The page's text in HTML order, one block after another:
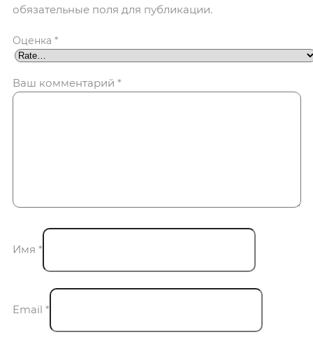
обязательные поля для публикации.
Оценка *
Ваш комментарий *
Имя *
Email *